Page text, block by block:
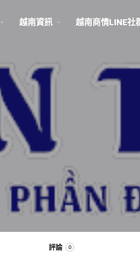
越南資訊 越南商情LINE社
評論 0